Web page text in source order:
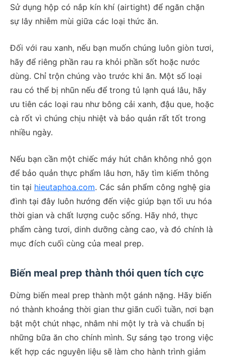
Sử dụng hộp có nắp kín khí (airtight) để ngăn chặn
sự lây nhiễm mùi giữa các loại thức ăn.
Đối với rau xanh, nếu bạn muốn chúng luôn giòn tươi,
hãy để riêng phần rau ra khỏi phần sốt hoặc nước
dùng. Chỉ trộn chúng vào trước khi ăn. Một số loại
rau có thể bị nhũn nếu để trong tủ lạnh quá lâu, hãy
ưu tiên các loại rau như bông cải xanh, đậu que, hoặc
cà rốt vì chúng chịu nhiệt và bảo quản rất tốt trong
nhiều ngày.
Nếu bạn cần một chiếc máy hút chân không nhỏ gọn
để bảo quản thực phẩm lâu hơn, hãy tìm kiếm thông
tin tại hieutaphoa.com. Các sản phẩm công nghệ gia
đình tại đây luôn hướng đến việc giúp bạn tối ưu hóa
thời gian và chất lượng cuộc sống. Hãy nhớ, thực
phẩm càng tươi, dinh dưỡng càng cao, và đó chính là
mục đích cuối cùng của meal prep.
Biến meal prep thành thói quen tích cực
Đừng biến meal prep thành một gánh nặng. Hãy biến
nó thành khoảng thời gian thư giãn cuối tuần, nơi bạn
bật một chút nhạc, nhâm nhi một ly trà và chuẩn bị
những bữa ăn cho chính mình. Sự sáng tạo trong việc
kết hợp các nguyên liệu sẽ làm cho hành trình giảm